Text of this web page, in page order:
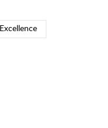
Excellence